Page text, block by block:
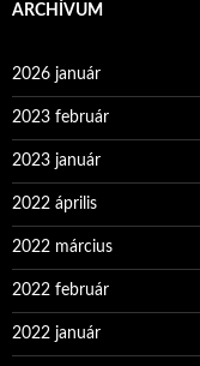
ARCHÍVUM
2026 január
2023 február
2023 január
2022 április
2022 március
2022 február
2022 január